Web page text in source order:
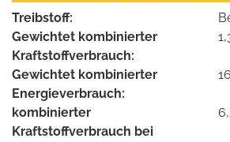
Treibstoff:
Gewichtet kombinierter
Kraftstoffverbrauch:
Gewichtet kombinierter
Energieverbrauch:
kombinierter
Kraftstoffverbrauch bei